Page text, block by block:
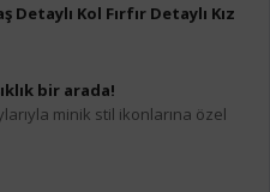
Kol Fırfır Detaylı Kız
bir arada!
minik stil ikonlarına özel